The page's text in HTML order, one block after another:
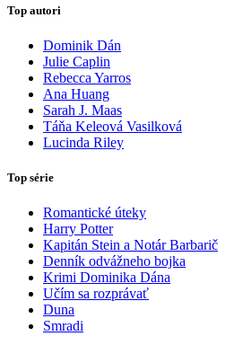
Top autori
Dominik Dán
Julie Caplin
Rebecca Yarros
Ana Huang
Sarah J. Maas
Táňa Keleová Vasilková
Lucinda Riley
Top série
Romantické úteky
Harry Potter
Kapitán Stein a Notár Barbarič
Denník odvážneho bojka
Krimi Dominika Dána
Učím sa rozprávať
Duna
Smradi